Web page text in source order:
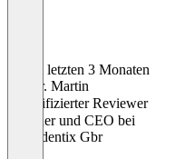
In den letzten 3 Monaten
Dr. Dr. Martin
Verifizierter Reviewer
Founder und CEO bei
Orthodentix Gbr